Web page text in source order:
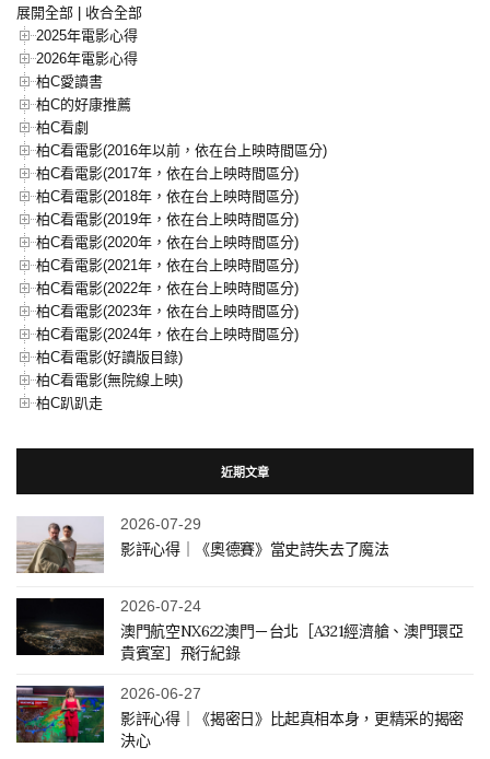
展開全部
收合全部
2025年電影心得
2026年電影心得
柏C愛讀書
柏C的好康推薦
柏C看劇
柏C看電影(2016年以前，依在台上映時間區分)
柏C看電影(2017年，依在台上映時間區分)
柏C看電影(2018年，依在台上映時間區分)
柏C看電影(2019年，依在台上映時間區分)
柏C看電影(2020年，依在台上映時間區分)
柏C看電影(2021年，依在台上映時間區分)
柏C看電影(2022年，依在台上映時間區分)
柏C看電影(2023年，依在台上映時間區分)
柏C看電影(2024年，依在台上映時間區分)
柏C看電影(好讀版目錄)
柏C看電影(無院線上映)
柏C趴趴走
近期文章
2026-07-29
影評心得｜《奧德賽》當史詩失去了魔法
2026-07-24
澳門航空NX622澳門－台北［A321經濟艙、澳門環亞
貴賓室］飛行紀錄
2026-06-27
影評心得｜《揭密日》比起真相本身，更精采的揭密
決心